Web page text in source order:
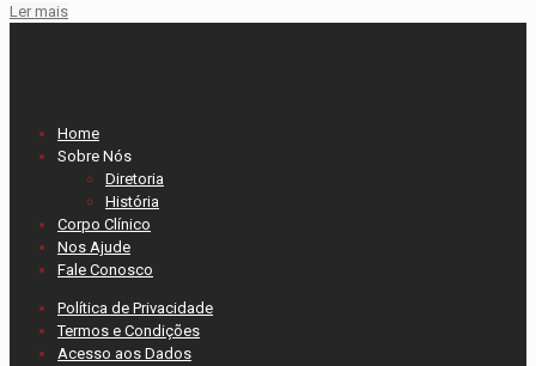
Ler mais
Home
Sobre Nós
Diretoria
História
Corpo Clínico
Nos Ajude
Fale Conosco
Política de Privacidade
Termos e Condições
Acesso aos Dados